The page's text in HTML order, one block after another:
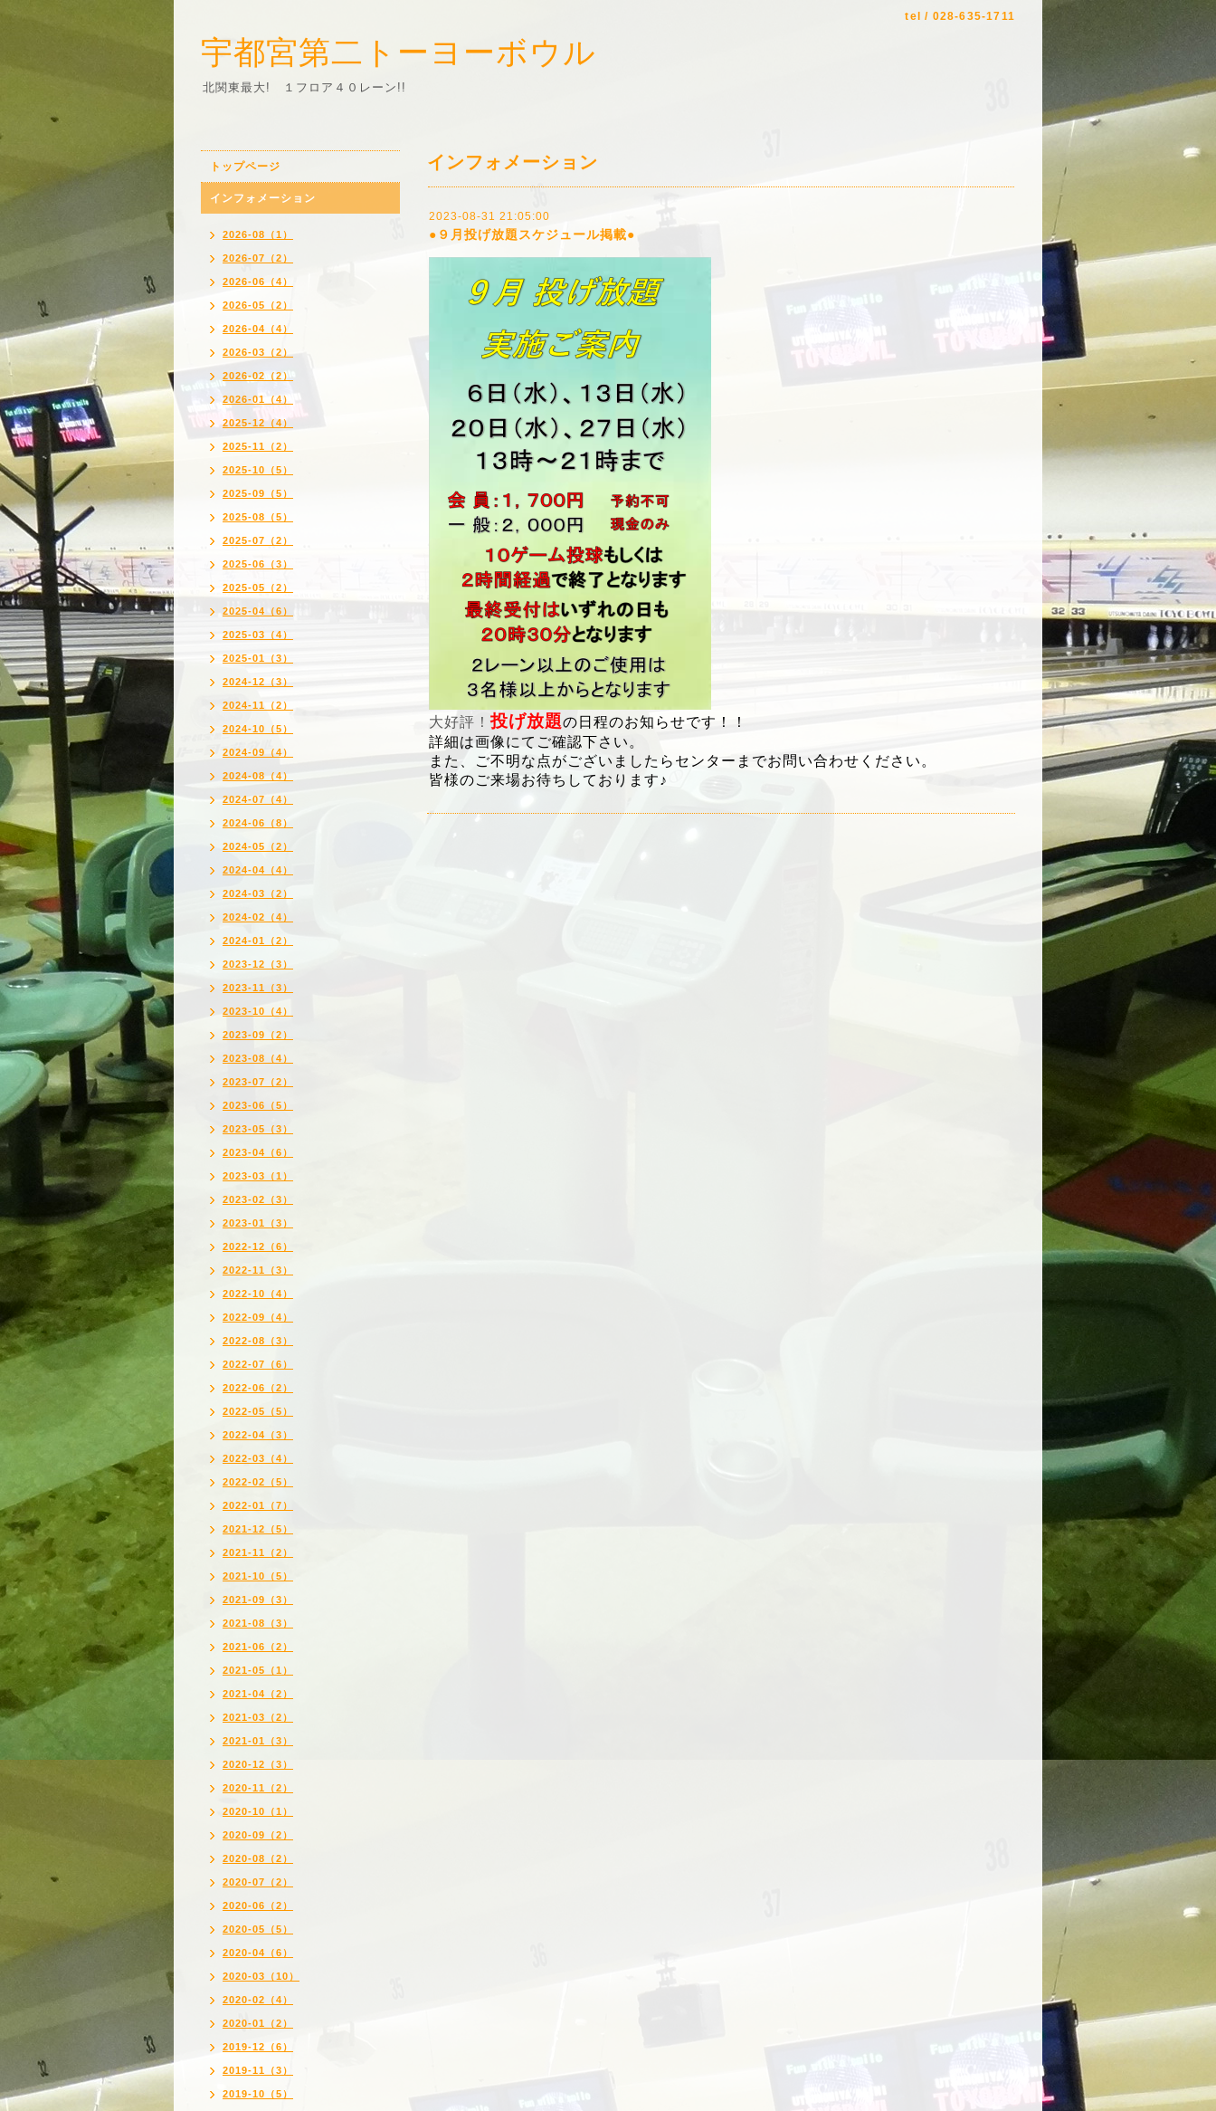
tel / 028-635-1711
宇都宮第二トーヨーボウル
北関東最大! １フロア４０レーン!!
インフォメーション
2023-08-31 21:05:00
●９月投げ放題スケジュール掲載●
大好評！投げ放題の日程のお知らせです！！
詳細は画像にてご確認下さい。
また、ご不明な点がございましたらセンターまでお問い合わせください。
皆様のご来場お待ちしております♪
トップページ
インフォメーション
2026-08（1）
2026-07（2）
2026-06（4）
2026-05（2）
2026-04（4）
2026-03（2）
2026-02（2）
2026-01（4）
2025-12（4）
2025-11（2）
2025-10（5）
2025-09（5）
2025-08（5）
2025-07（2）
2025-06（3）
2025-05（2）
2025-04（6）
2025-03（4）
2025-01（3）
2024-12（3）
2024-11（2）
2024-10（5）
2024-09（4）
2024-08（4）
2024-07（4）
2024-06（8）
2024-05（2）
2024-04（4）
2024-03（2）
2024-02（4）
2024-01（2）
2023-12（3）
2023-11（3）
2023-10（4）
2023-09（2）
2023-08（4）
2023-07（2）
2023-06（5）
2023-05（3）
2023-04（6）
2023-03（1）
2023-02（3）
2023-01（3）
2022-12（6）
2022-11（3）
2022-10（4）
2022-09（4）
2022-08（3）
2022-07（6）
2022-06（2）
2022-05（5）
2022-04（3）
2022-03（4）
2022-02（5）
2022-01（7）
2021-12（5）
2021-11（2）
2021-10（5）
2021-09（3）
2021-08（3）
2021-06（2）
2021-05（1）
2021-04（2）
2021-03（2）
2021-01（3）
2020-12（3）
2020-11（2）
2020-10（1）
2020-09（2）
2020-08（2）
2020-07（2）
2020-06（2）
2020-05（5）
2020-04（6）
2020-03（10）
2020-02（4）
2020-01（2）
2019-12（6）
2019-11（3）
2019-10（5）